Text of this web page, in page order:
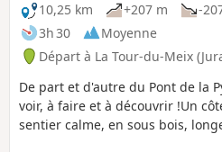
10,25 km
+207 m
-
3h 30
Moyenne
Départ à La Tour-du-Meix
De part et d'autre du Pont de la
voir, à faire et à découvrir !Un
sentier calme, en sous bois,